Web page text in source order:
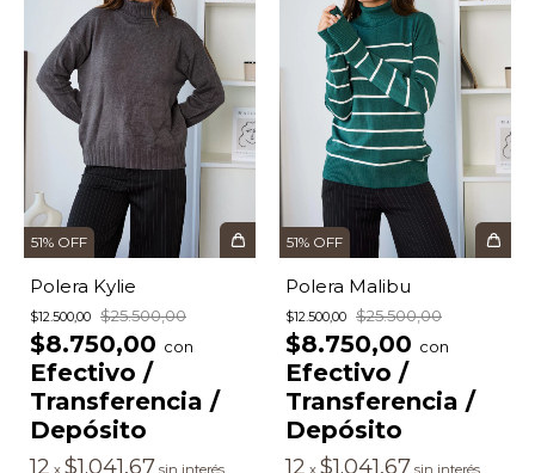
51% OFF
Polera Kylie
$12.500,00 $25.500,00
$8.750,00 con
Efectivo /
Transferencia /
Depósito
12 $1.041,67
51% OFF
Polera Malibu
$12.500,00 $25.500,00
$8.750,00 con
Efectivo /
Transferencia /
Depósito
12 x $1.041,67 sin interés